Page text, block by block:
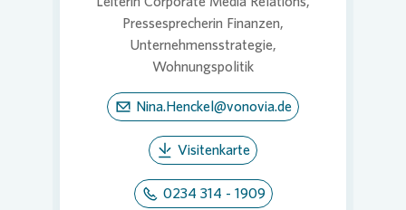
Pressesprecherin Finanzen,
Unternehmensstrategie,
Wohnungspolitik
Nina.Henckel@vonovia.de
Visitenkarte
0234 314 - 1909